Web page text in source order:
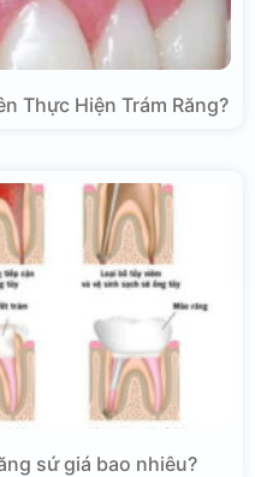
Thực Hiện Trám Răng?
sứ giá bao nhiêu?